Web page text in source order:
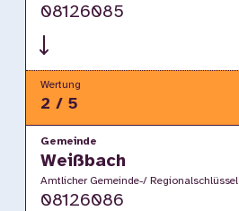
08126085
Wertung
2 / 5
Gemeinde
Weißbach
Amtlicher Gemeinde-/ Regionalschlüssel
08126086